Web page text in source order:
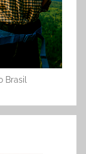
Brasil